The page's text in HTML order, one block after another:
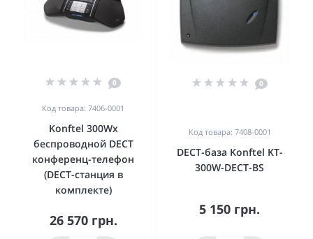
0
Код товара: 7406-0001
Konftel 300Wx
беспроводной DECT
конференц-телефон
(DECT-станция в
комплекте)
26 570 грн.
0
Код товара: 7408-0001
DECT-база Konftel KT-
300W-DECT-BS
5 150 грн.